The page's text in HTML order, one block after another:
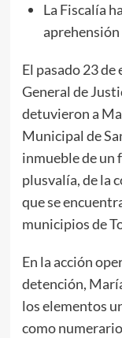
La Fiscalía
El pasado 23
General de
detuvieron a
Municipal de
inmueble de un
plusvalía, de la
que se
municipios de
En la acción
detención,
los elementos
como